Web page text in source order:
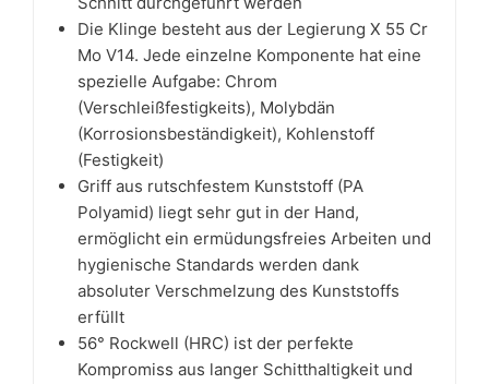
Die Klinge besteht aus der Legierung X 55 Cr
Mo V14. Jede einzelne Komponente hat eine
spezielle Aufgabe: Chrom
(Verschleißfestigkeits), Molybdän
(Korrosionsbeständigkeit), Kohlenstoff
(Festigkeit)
Griff aus rutschfestem Kunststoff (PA
Polyamid) liegt sehr gut in der Hand,
ermöglicht ein ermüdungsfreies Arbeiten und
hygienische Standards werden dank
absoluter Verschmelzung des Kunststoffs
erfüllt
56° Rockwell (HRC) ist der perfekte
Kompromiss aus langer Schitthaltigkeit und